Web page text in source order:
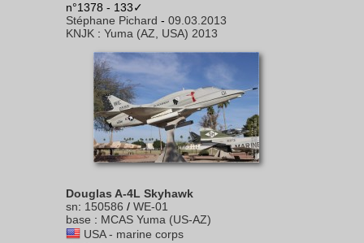
n°1378 - 133✓
Stéphane Pichard - 09.03.2013
KNJK : Yuma (AZ, USA) 2013
Douglas A-4L Skyhawk
sn: 150586 / WE-01
base : MCAS Yuma (US-AZ)
USA - marine corps